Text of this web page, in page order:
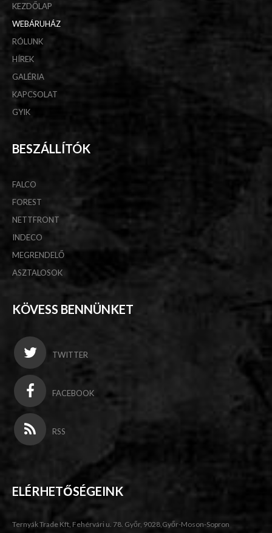
KEZDŐLAP
WEBÁRUHÁZ
RÓLUNK
HÍREK
GALÉRIA
KAPCSOLAT
GYIK
BESZÁLLÍTÓK
FALCO
FOREST
NETTFRONT
INDECO
MEGRENDELŐ
ASZTALOSOK
KÖVESS BENNÜNKET
TWITTER
FACEBOOK
RSS
ELÉRHETŐSÉGEINK
Ternyák Trade Kft, Fehérvári u. 78. Győr, 9028,Győr-Moson-Sopron